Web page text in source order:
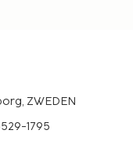
ZWEDEN
1795